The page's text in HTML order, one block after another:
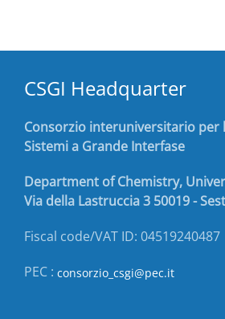
CSGI Headquarter
Consorzio interuniversitario per
Sistemi a Grande Interfase
Department of Chemistry,
Via della Lastruccia 3 50019 -
Fiscal code/VAT ID: 04519240487
PEC : consorzio_csgi@pec.it